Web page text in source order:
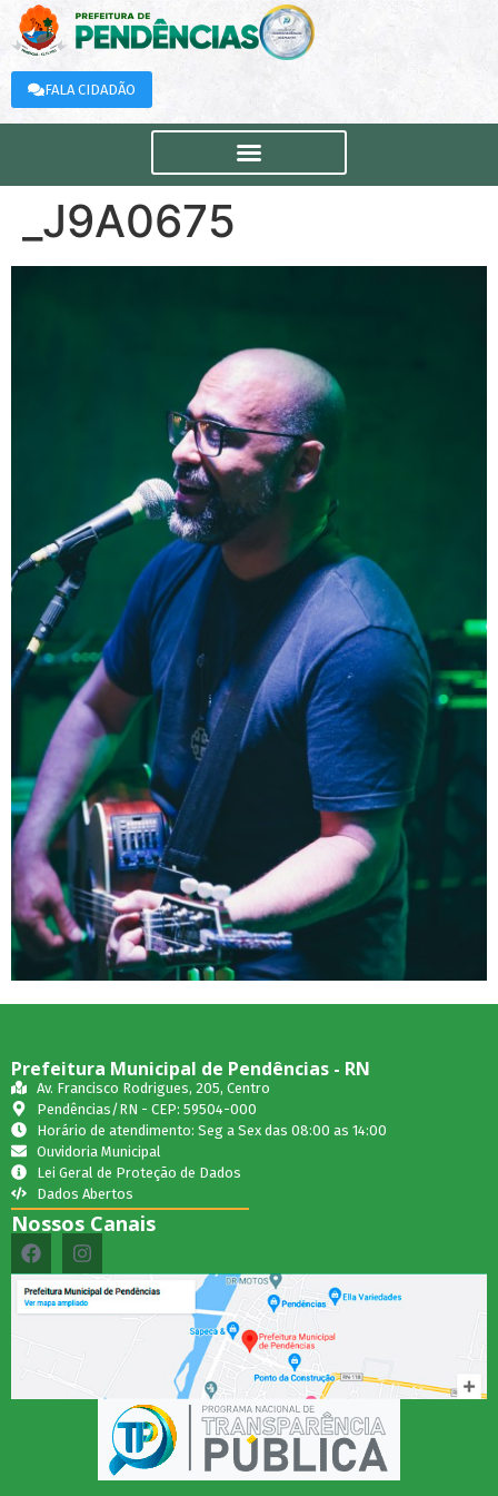
FALA CIDADÃO
_J9A0675
Prefeitura Municipal de Pendências - RN
Av. Francisco Rodrigues, 205, Centro
Pendências/RN - CEP: 59504-000
Horário de atendimento: Seg a Sex das 08:00 as 14:00
Ouvidoria Municipal
Lei Geral de Proteção de Dados
Dados Abertos
Nossos Canais